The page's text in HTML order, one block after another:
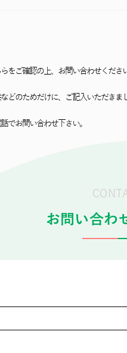
をご確認の上、お問い合わせください
どのためだけに、ご記⼊いただき
でお問い合わせ下さい。
お問い合わ